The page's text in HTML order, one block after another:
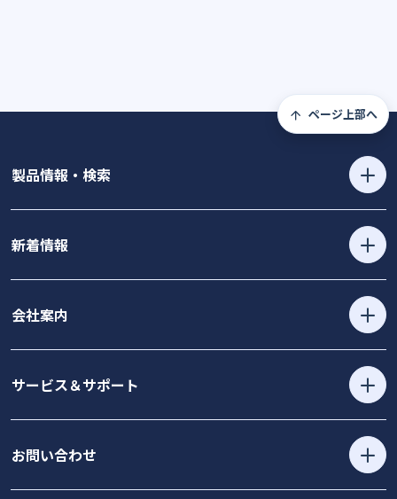
ページ上部へ
製品情報・検索
新着情報
会社案内
サービス＆サポート
お問い合わせ